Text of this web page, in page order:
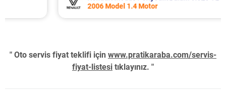
2006 Model 1.4 Motor
" Oto servis fiyat teklifi için www.pratikaraba.com/servis-
fiyat-listesi tıklayınız. "